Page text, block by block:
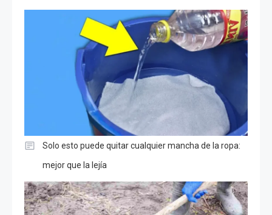
Solo esto puede quitar cualquier mancha de la ropa:
mejor que la lejía